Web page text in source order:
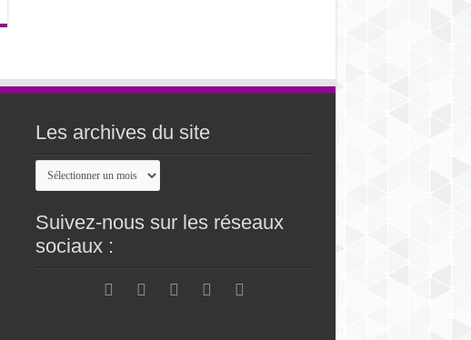
Les archives du site
Les
archives
site
Suivez-nous sur les réseaux
sociaux :